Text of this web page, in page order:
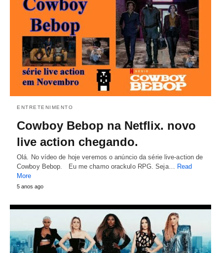
ENTRETENIMENTO
Cowboy Bebop na Netflix. novo
live action chegando.
Olá. No vídeo de hoje veremos o anúncio da série live-action de
Cowboy Bebop. Eu me chamo orackulo RPG. Seja… Read
More
5 anos ago